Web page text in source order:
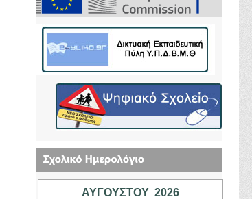
ΑΥΓΟΎΣΤΟΥ 2026